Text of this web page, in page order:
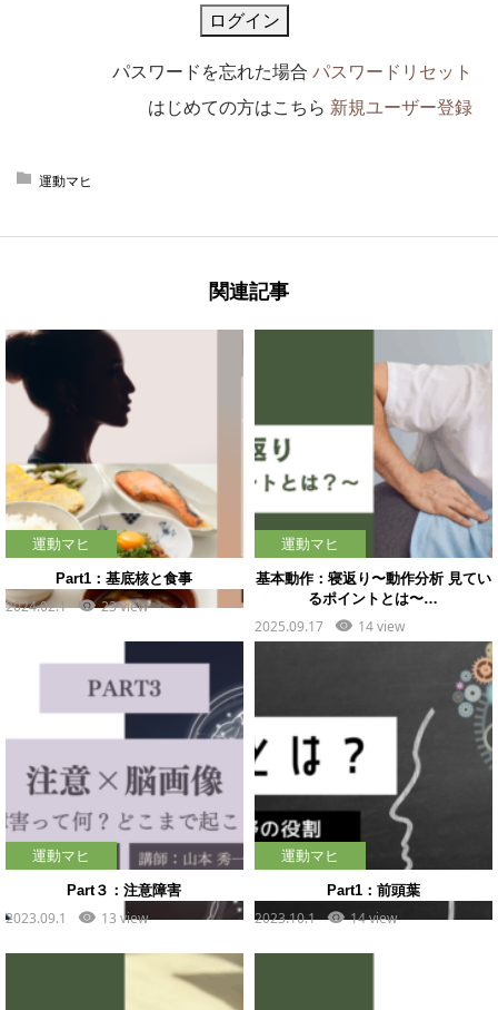
パスワードを忘れた場合 パスワードリセット
はじめての方はこちら 新規ユーザー登録
運動マヒ
関連記事
運動マヒ
Part1：基底核と食事
2024.02.1 23 view
運動マヒ
基本動作：寝返り〜動作分析 見てい
るポイントとは〜…
2025.09.17 14 view
運動マヒ
Part３：注意障害
2023.09.1 13 view
運動マヒ
Part1：前頭葉
2023.10.1 14 view